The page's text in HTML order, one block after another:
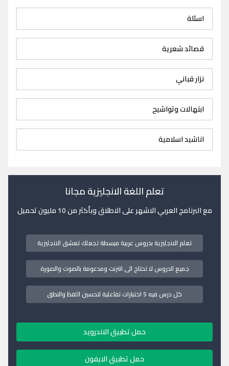
اسئلة
قصائد شعرية
نزار قباني
ابتهالات وتواشيح
اناشيد اسلامية
تعلم اللغة الانجليزية مجانا
مع البرنامج العربي الاشهر على الاطلاق وبأكثر من 10 مليون تحميل
تعلم الانجليزية بدروس عربية مبسطة تجعلك تعشق الانجليزية
جميع الدروس لا تحتاج الى انترنت ومدعومة بالصوت والصورة
كل درس فيه 5 اختبارات تفاعلية لتحسين اللفظ والنطق
حمل تطبيق الاندرويد
حمل تطبيق الايفون